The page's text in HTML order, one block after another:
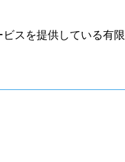
スを提供している有